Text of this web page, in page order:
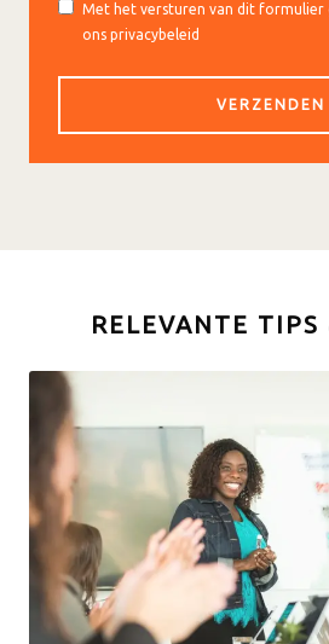
Met het versturen van dit formulier
ons privacybeleid
RELEVANTE TIPS